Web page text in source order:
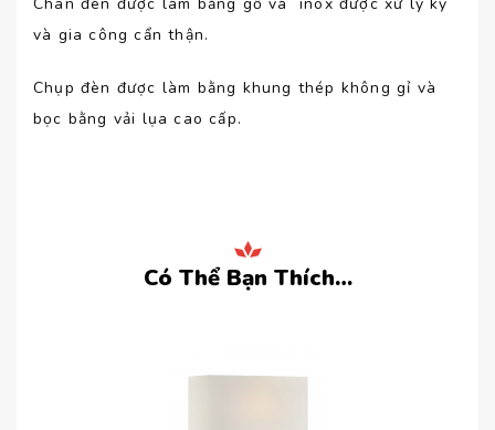
và gia công cẩn thận.
Chụp đèn được làm bằng khung thép không gỉ và
bọc bằng vải lụa cao cấp.
Có Thể Bạn Thích…